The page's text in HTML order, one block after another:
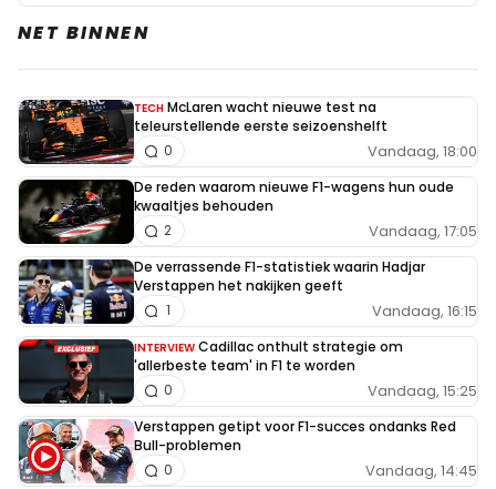
NET BINNEN
TECH McLaren wacht nieuwe test na
teleurstellende eerste seizoenshelft
Vandaag, 18:00
0
De reden waarom nieuwe F1-wagens hun oude
kwaaltjes behouden
Vandaag, 17:05
2
De verrassende F1-statistiek waarin Hadjar
Verstappen het nakijken geeft
Vandaag, 16:15
1
INTERVIEW Cadillac onthult strategie om
'allerbeste team' in F1 te worden
Vandaag, 15:25
0
Verstappen getipt voor F1-succes ondanks Red
Bull-problemen
Vandaag, 14:45
0